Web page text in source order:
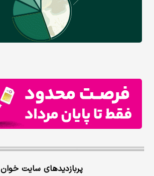
پربازدیدهای سایت خوان